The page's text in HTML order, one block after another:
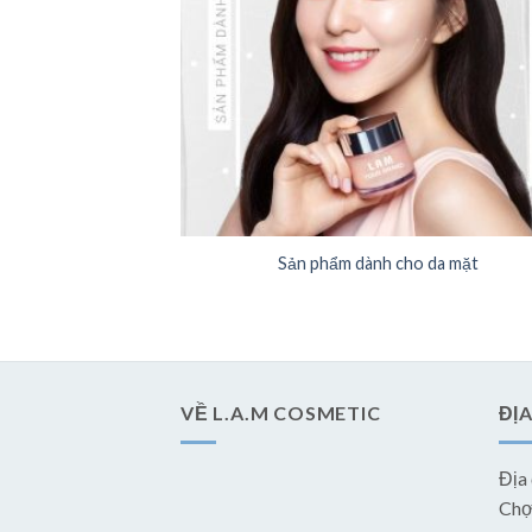
Sản phẩm dành cho da mặt
VỀ L.A.M COSMETIC
Địa